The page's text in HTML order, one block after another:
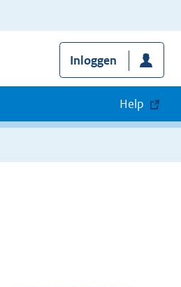
Inloggen
Help